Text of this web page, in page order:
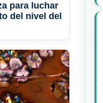
para luchar
del nivel del